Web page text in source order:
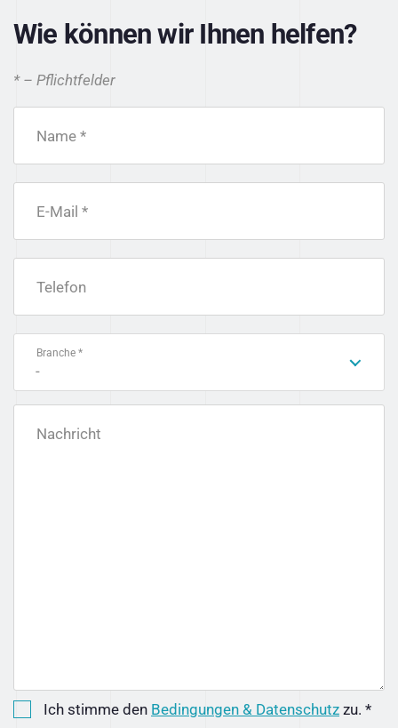
Wie können wir Ihnen helfen?
* – Pflichtfelder
Name *
E-Mail *
Telefon
Branche *
-
Nachricht
Ich stimme den Bedingungen & Datenschutz zu. *